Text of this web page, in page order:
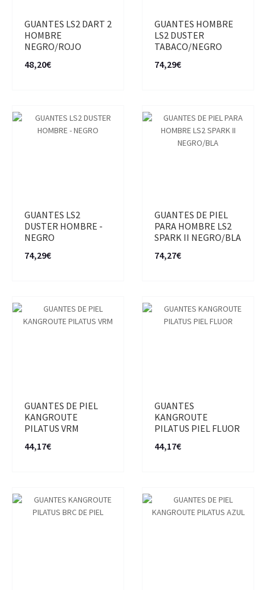
GUANTES LS2 DART 2
HOMBRE
NEGRO/ROJO
48,20€
GUANTES HOMBRE
LS2 DUSTER
TABACO/NEGRO
74,29€
GUANTES LS2
DUSTER HOMBRE -
NEGRO
74,29€
GUANTES DE PIEL
PARA HOMBRE LS2
SPARK II NEGRO/BLA
74,27€
GUANTES DE PIEL
KANGROUTE
PILATUS VRM
44,17€
GUANTES
KANGROUTE
PILATUS PIEL FLUOR
44,17€